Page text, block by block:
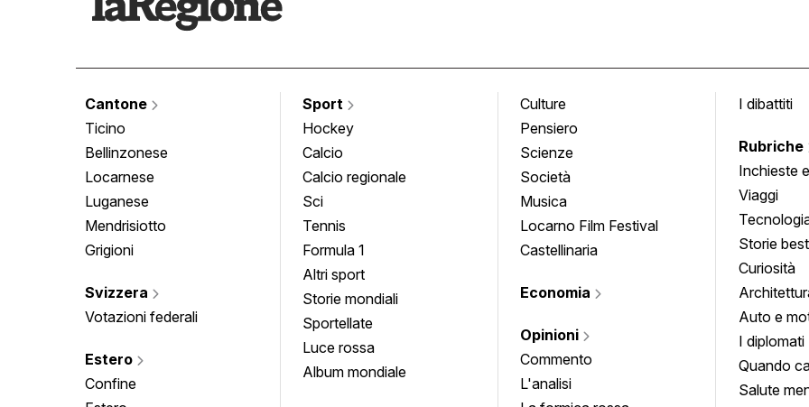
Cantone
Ticino
Bellinzonese
Locarnese
Luganese
Mendrisiotto
Grigioni
Svizzera
Votazioni federali
Estero
Confine
Sport
Hockey
Calcio
Calcio regionale
Sci
Tennis
Formula 1
Altri sport
Storie mondiali
Sportellate
Luce rossa
Album mondiale
Culture
Pensiero
Scienze
Società
Musica
Locarno Film Festival
Castellinaria
Economia
Opinioni
Commento
L'analisi
I dibattiti
Rubriche
Inchieste e
Viaggi
Storie
Curiosità
Auto e
I diplomati
Quando
Salute